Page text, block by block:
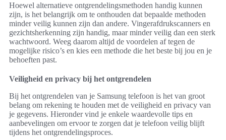
Hoewel alternatieve ontgrendelingsmethoden handig kunnen
zijn, is het belangrijk om te onthouden dat bepaalde methoden
minder veilig kunnen zijn dan andere. Vingerafdrukscanners en
gezichtsherkenning zijn handig, maar minder veilig dan een sterk
wachtwoord. Weeg daarom altijd de voordelen af tegen de
mogelijke risico’s en kies een methode die het beste bij jou en je
behoeften past.
Veiligheid en privacy bij het ontgrendelen
Bij het ontgrendelen van je Samsung telefoon is het van groot
belang om rekening te houden met de veiligheid en privacy van
je gegevens. Hieronder vind je enkele waardevolle tips en
aanbevelingen om ervoor te zorgen dat je telefoon veilig blijft
tijdens het ontgrendelingsproces.